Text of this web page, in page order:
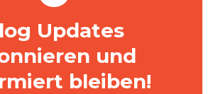
Updates
und
bleiben!